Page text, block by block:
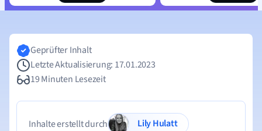
Geprüfter Inhalt
Letzte Aktualisierung: 17.01.2023
19 Minuten Lesezeit
Inhalte erstellt durch
Lily Hulatt